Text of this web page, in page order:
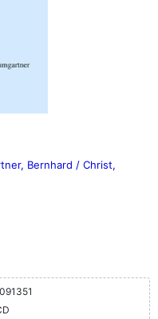
Bernhard / Christ,